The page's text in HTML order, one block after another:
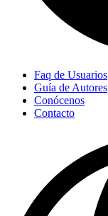
Faq de Usuarios
Guía de Autores
Conócenos
Contacto